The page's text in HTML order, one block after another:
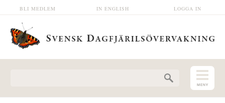
Hoppa till huvudinnehåll LOGGA IN
IN ENGLISH
BLI MEDLEM